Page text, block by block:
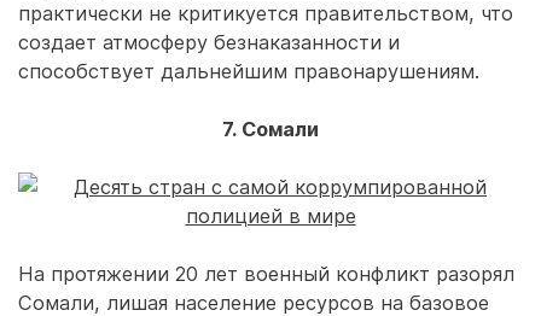
практически не критикуется правительством, что
создает атмосферу безнаказанности и
способствует дальнейшим правонарушениям.
7. Сомали
На протяжении 20 лет военный конфликт разорял
Сомали, лишая население ресурсов на базовое